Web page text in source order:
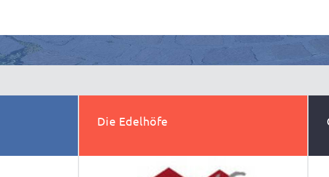
Die Edelhöfe